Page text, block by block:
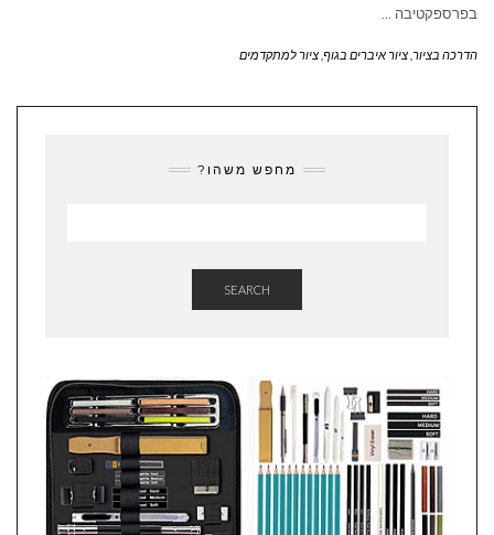
בפרספקטיבה …
הדרכה בציור ציור איברים בגוף ציור למתקדמים
מחפש משהו?
SEARCH